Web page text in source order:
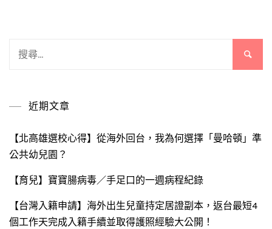
近期文章
【北高雄選校心得】從海外回台，我為何選擇「曼哈頓」準
公共幼兒園？
【育兒】寶寶腸病毒／手足口的一週病程紀錄
【台灣入籍申請】海外出生兒童持定居證副本，返台最短4
個工作天完成入籍手續並取得護照經驗大公開！